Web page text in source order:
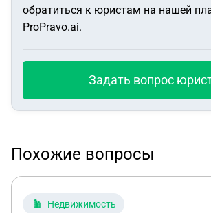
обратиться к юристам на нашей
ProPravo.ai.
Задать вопрос
Похожие вопросы
Недвижимость